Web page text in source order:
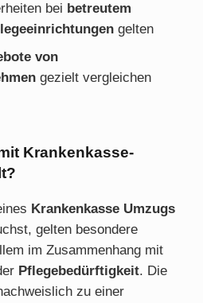
bei betreutem
gelten
von
gezielt vergleichen
Krankenkasse-
Krankenkasse Umzugs
gelten besondere
im Zusammenhang mit
Pflegebedürftigkeit. Die
zu einer